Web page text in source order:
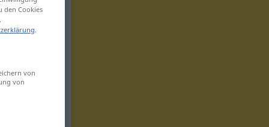
den Cookies
.
von
von